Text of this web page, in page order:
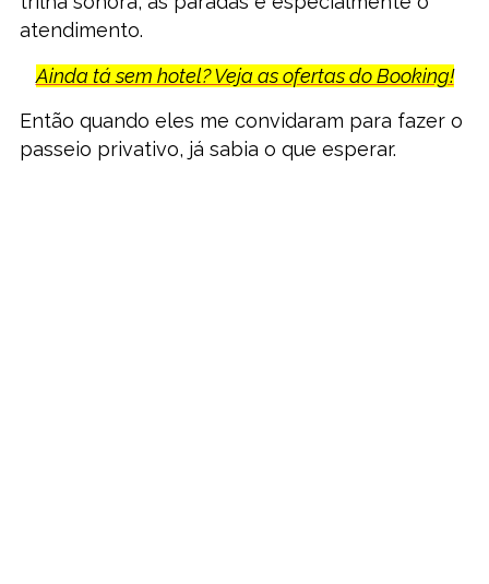
atendimento.
Ainda tá sem hotel? Veja as ofertas do Booking!
Então quando eles me convidaram para fazer o
passeio privativo, já sabia o que esperar.